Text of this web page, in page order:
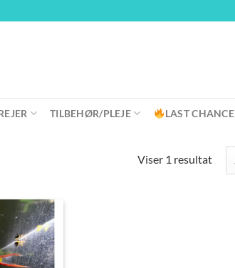
TILBEHØR/PLEJE LAST CHANCE
Viser 1 resultat